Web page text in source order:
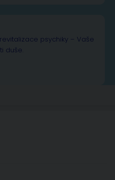
psychiky – Vaše
duše.